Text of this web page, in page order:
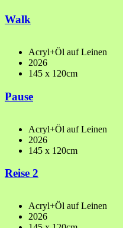
Walk
Acryl+Öl auf Leinen
2026
145 x 120cm
Pause
Acryl+Öl auf Leinen
2026
145 x 120cm
Reise 2
Acryl+Öl auf Leinen
2026